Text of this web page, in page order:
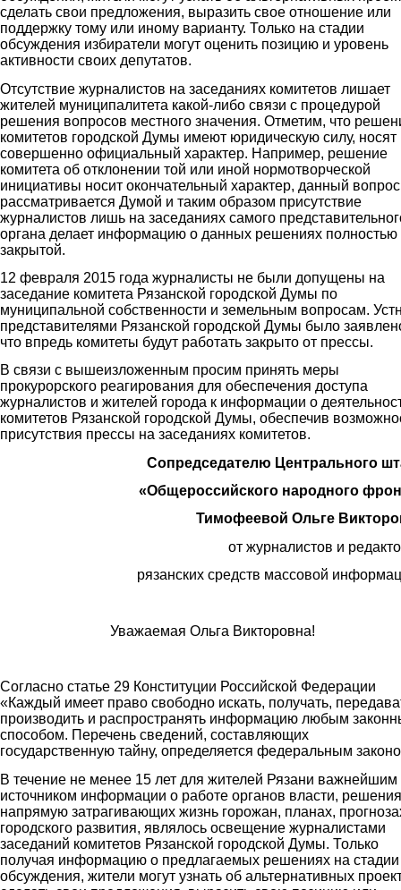
сделать свои предложения, выразить свое отношение или
поддержку тому или иному варианту. Только на стадии
обсуждения избиратели могут оценить позицию и уровень
активности своих депутатов.
Отсутствие журналистов на заседаниях комитетов лишает
жителей муниципалитета какой-либо связи с процедурой
решения вопросов местного значения. Отметим, что
комитетов городской Думы имеют юридическую силу, носят
совершенно официальный характер. Например, решение
комитета об отклонении той или иной нормотворческой
инициативы носит окончательный характер, данный
рассматривается Думой и таким образом присутствие
журналистов лишь на заседаниях самого
органа делает информацию о данных решениях полностью
закрытой.
12 февраля 2015 года журналисты не были допущены на
заседание комитета Рязанской городской Думы по
муниципальной собственности и земельным вопросам.
представителями Рязанской городской Думы было
что впредь комитеты будут работать закрыто от прессы.
В связи с вышеизложенным просим принять меры
прокурорского реагирования для обеспечения доступа
журналистов и жителей города к информации о
комитетов Рязанской городской Думы, обеспечив
присутствия прессы на заседаниях комитетов.
Сопредседателю Центрального
«Общероссийского народного
Тимофеевой Ольге
от журналистов и
рязанских средств массовой
Уважаемая Ольга Викторовна!
Согласно статье 29 Конституции Российской Федерации
«Каждый имеет право свободно искать, получать,
производить и распространять информацию любым
способом. Перечень сведений, составляющих
государственную тайну, определяется федеральным
В течение не менее 15 лет для жителей Рязани важнейшим
источником информации о работе органов власти,
напрямую затрагивающих жизнь горожан, планах,
городского развития, являлось освещение журналистами
заседаний комитетов Рязанской городской Думы. Только
получая информацию о предлагаемых решениях на стадии
обсуждения, жители могут узнать об альтернативных